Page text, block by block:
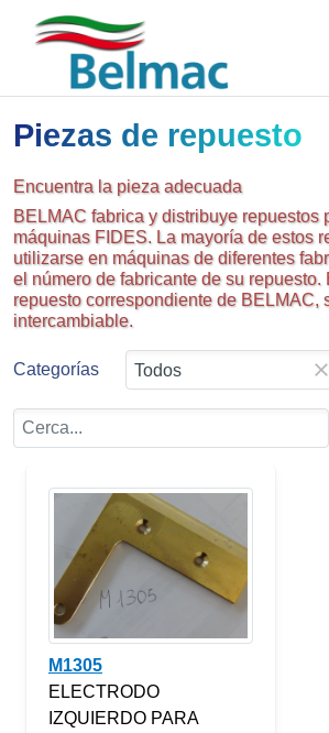
Piezas de repuesto
Encuentra la pieza adecuada
BELMAC fabrica y distribuye repuestos
máquinas FIDES. La mayoría de estos
utilizarse en máquinas de diferentes
el número de fabricante de su repuesto.
repuesto correspondiente de BELMAC,
intercambiable.
Categorías Todos
M1305
ELECTRODO
IZQUIERDO PARA